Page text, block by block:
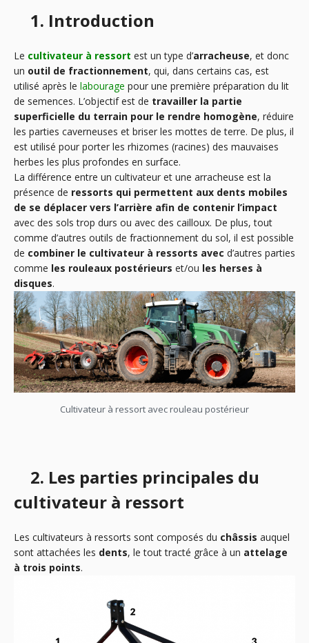
1. Introduction
Le cultivateur à ressort est un type d’arracheuse, et donc
un outil de fractionnement, qui, dans certains cas, est
utilisé après le labourage pour une première préparation du lit
de semences. L’objectif est de travailler la partie
superficielle du terrain pour le rendre homogène, réduire
les parties caverneuses et briser les mottes de terre. De plus, il
est utilisé pour porter les rhizomes (racines) des mauvaises
herbes les plus profondes en surface.
La différence entre un cultivateur et une arracheuse est la
présence de ressorts qui permettent aux dents mobiles
de se déplacer vers l’arrière afin de contenir l’impact
avec des sols trop durs ou avec des cailloux. De plus, tout
comme d’autres outils de fractionnement du sol, il est possible
de combiner le cultivateur à ressorts avec d’autres parties
comme les rouleaux postérieurs et/ou les herses à
disques.
Cultivateur à ressort avec rouleau postérieur
2. Les parties principales du
cultivateur à ressort
Les cultivateurs à ressorts sont composés du châssis auquel
sont attachées les dents, le tout tracté grâce à un attelage
à trois points.